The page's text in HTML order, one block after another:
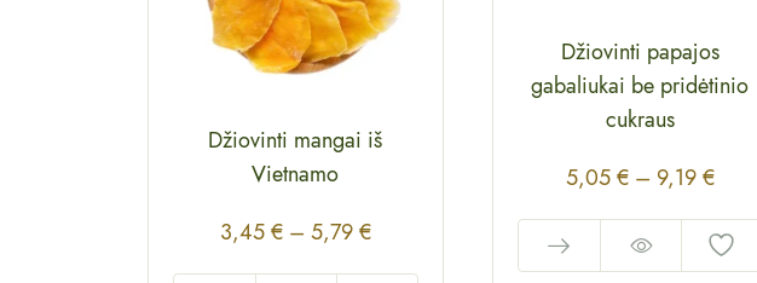
Džiovinti mangai iš
Vietnamo
3,45€ – 5,79€
Džiovinti papajos
gabaliukai be pridėtinio
cukraus
5,05€ – 9,19€